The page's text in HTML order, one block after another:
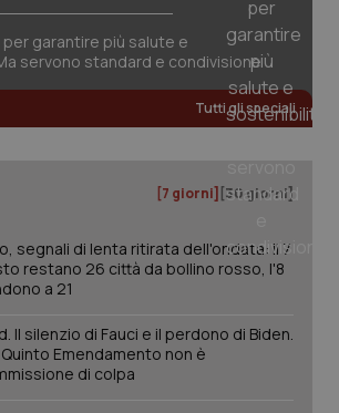
garantire più salute e
servono standard e condivisione
Tutti gli speciali
[7 giorni] [30 giorni]
segnali di lenta ritirata dell'ondata: il 7
restano 26 città da bollino rosso, l'8
a 21
Il silenzio di Fauci e il perdono di Biden.
Quinto Emendamento non è
di colpa
CookieScript
www.quotidianosanita.it
5
ironfish-